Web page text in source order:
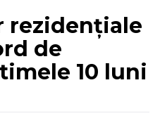
rezidențiale
de
10 luni